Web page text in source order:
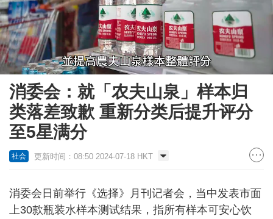
Unmute Loaded:
45.48%
消委会：就「农夫山泉」样本归
类落差致歉 重新分类后提升评分
至5星满分
社会 更新时间：08:50 2024-07-18 HKT
消委会日前举行《选择》月刊记者会，当中发表市面
上30款瓶装水样本测试结果，指所有样本可安心饮